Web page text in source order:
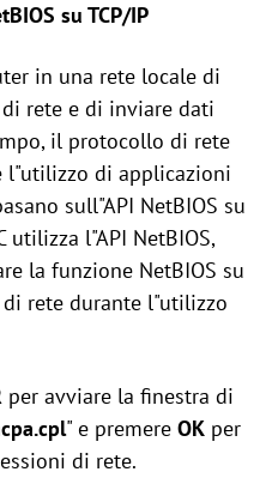
su TCP/IP
in una rete locale di
rete e di inviare dati
il protocollo di rete
l"utilizzo di applicazioni
sull"API NetBIOS su
utilizza l"API NetBIOS,
la funzione NetBIOS su
rete durante l"utilizzo
per avviare la finestra di
" e premere OK per
di rete.